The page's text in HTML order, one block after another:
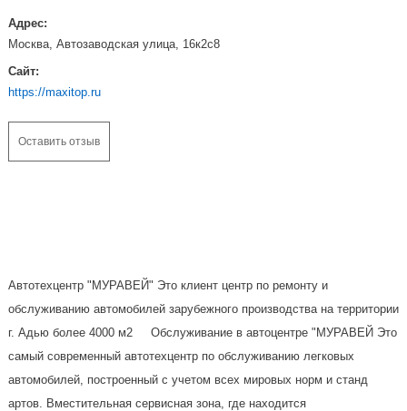
Адрес:
Москва, Автозаводская улица, 16к2с8
Сайт:
https://maxitop.ru
Оставить отзыв
Автотехцентр "МУРАВЕЙ" Это клиент центр по ремонту и
обслуживанию автомобилей зарубежного производства на территории
г. Адью более 4000 м2 Обслуживание в автоцентре "МУРАВЕЙ Это
самый современный автотехцентр по обслуживанию легковых
автомобилей, построенный с учетом всех мировых норм и станд
артов. Вместительная сервисная зона, где находится